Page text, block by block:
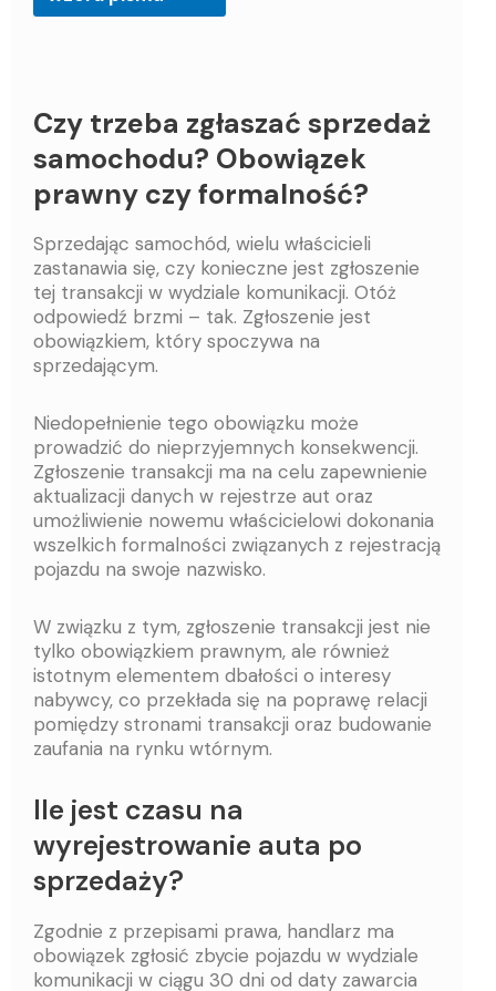
Czy trzeba zgłaszać sprzedaż
samochodu? Obowiązek
prawny czy formalność?
Sprzedając samochód, wielu właścicieli
zastanawia się, czy konieczne jest zgłoszenie
tej transakcji w wydziale komunikacji. Otóż
odpowiedź brzmi – tak. Zgłoszenie jest
obowiązkiem, który spoczywa na
sprzedającym.
Niedopełnienie tego obowiązku może
prowadzić do nieprzyjemnych konsekwencji.
Zgłoszenie transakcji ma na celu zapewnienie
aktualizacji danych w rejestrze aut oraz
umożliwienie nowemu właścicielowi dokonania
wszelkich formalności związanych z rejestracją
pojazdu na swoje nazwisko.
W związku z tym, zgłoszenie transakcji jest nie
tylko obowiązkiem prawnym, ale również
istotnym elementem dbałości o interesy
nabywcy, co przekłada się na poprawę relacji
pomiędzy stronami transakcji oraz budowanie
zaufania na rynku wtórnym.
Ile jest czasu na
wyrejestrowanie auta po
sprzedaży?
Zgodnie z przepisami prawa, handlarz ma
obowiązek zgłosić zbycie pojazdu w wydziale
komunikacji w ciągu 30 dni od daty zawarcia